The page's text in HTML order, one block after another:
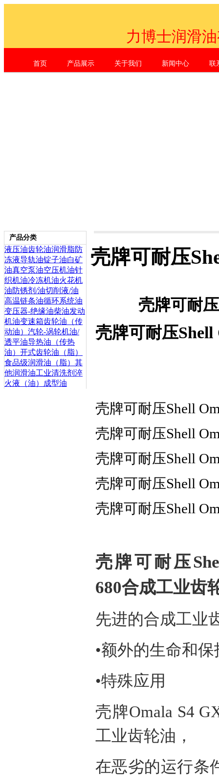
力博士润滑
Shenzhen Li Dr. Industrial Co.,
首页 产品展示 关于我们 新闻中心 联
产品分类
液压油齿轮油润滑脂防
冻液导轨油锭子油白矿
油真空泵油空压机油针
织机油冷冻机油火花机
油防锈剂/油切削液/油
高温链条油循环系统油
变压器-绝缘油柴油发动
机油变速箱齿轮油（传
动油） 汽轮-涡轮机油/
透平油导热油（传热
油） 开式齿轮油（脂）
食品级润滑油（脂） 其
他润滑油工业清洗剂 淬
火液（油）
成型油
壳牌可耐压
壳牌可耐
壳牌可耐压
壳牌可耐压Shell
壳牌可耐压Shell
壳牌可耐压Shell
壳牌可耐压Shell
壳牌可耐压Shell
壳牌可耐压
680合成工业齿
先进的合成工业
•额外的生命和保
•特殊应用
壳牌Omala S4
工业齿轮油，
在恶劣的运行条